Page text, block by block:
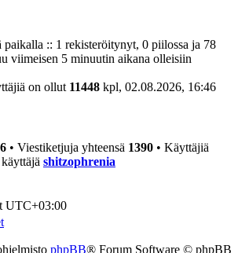
paikalla :: 1 rekisteröitynyt, 0 piilossa ja 78
viimeisen 5 minuutin aikana olleisiin
on ollut 11448 kpl, 02.08.2026, 16:46
• Viestiketjuja yhteensä 1390 • Käyttäjiä
shitzophrenia
UTC+03:00
phpBB® Forum Software © phpBB